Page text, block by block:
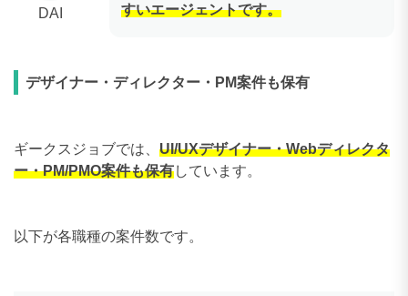
DAI
すいエージェントです。
デザイナー・ディレクター・PM案件も保有
ギークスジョブでは、 UI/UXデザイナー・Webディレクタ
ー・PM/PMO案件も保有しています。
以下が各職種の案件数です。